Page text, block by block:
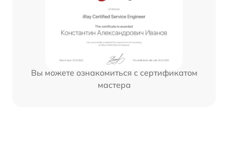
Вы можете ознакомиться с сертификатом
мастера